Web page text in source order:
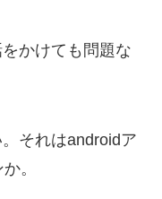
かけても問題な
それはandroidア
。